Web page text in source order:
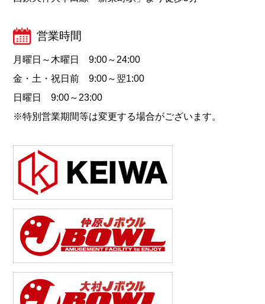
営業時間
月曜日～木曜日 9:00～24:00
金・土・祝日前 9:00～翌1:00
日曜日 9:00～23:00
※特別営業期間等は変更する場合がございます。